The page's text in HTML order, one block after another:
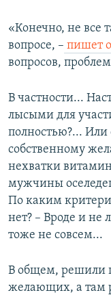
«Конечно, не все
вопросе, – пишет
вопросов,
В частности...
лысыми для
полностью?...
собственному
нехватки
мужчины
По каким
нет? – Вроде и не
тоже не совсем...
В общем, решили
желающих, а там